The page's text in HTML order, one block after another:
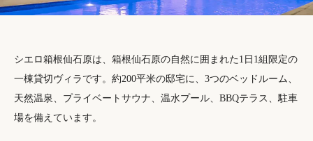
シエロ箱根仙石原は、箱根仙石原の自然に囲まれた1日1組限定の
一棟貸切ヴィラです。約200平米の邸宅に、3つのベッドルーム、
天然温泉、プライベートサウナ、温水プール、BBQテラス、駐車
場を備えています。